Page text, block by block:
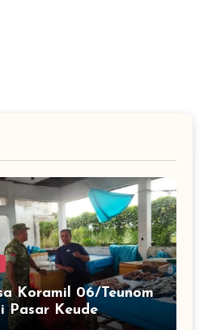
Koramil 06/Teunom
Pasar Keude